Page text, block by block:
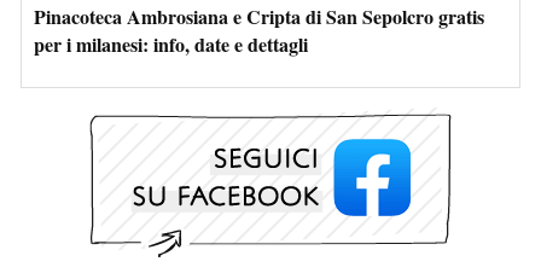
Pinacoteca Ambrosiana e Cripta di San Sepolcro gratis
per i milanesi: info, date e dettagli